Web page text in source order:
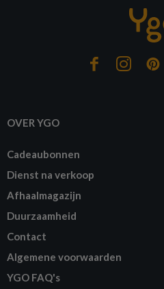
OVER YGO
Cadeaubonnen
Dienst na verkoop
Afhaalmagazijn
Duurzaamheid
Contact
Algemene voorwaarden
YGO FAQ's